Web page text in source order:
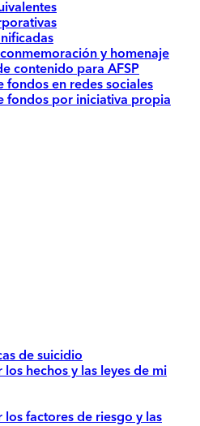
y homenaje
contenido para AFSP
fondos en redes sociales
fondos por iniciativa propia
de suicidio
hechos y las leyes de mi
factores de riesgo y las